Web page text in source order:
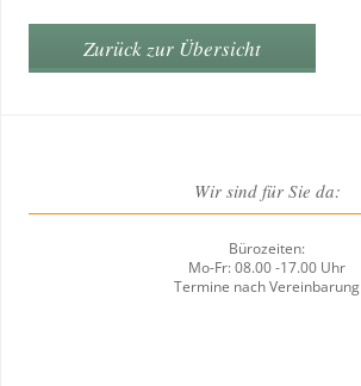
Zurück zur Übersicht
Wir sind für Sie da:
Bürozeiten:
Mo-Fr: 08.00 -17.00 Uhr
Termine nach Vereinbarung